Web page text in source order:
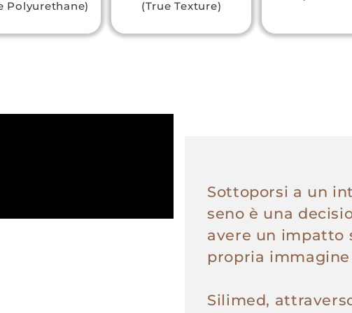
Polyurethane) (True Texture)
Sottoporsi a un
seno è una
avere un impatto
propria
Silimed,